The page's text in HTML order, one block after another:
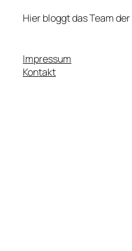
Hier bloggt das Team
Impressum
Kontakt